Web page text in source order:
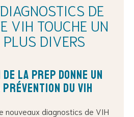
DE
VIH TOUCHE UN
DIVERS
la PrEP donne un
du VIH
nouveaux diagnostics de VIH